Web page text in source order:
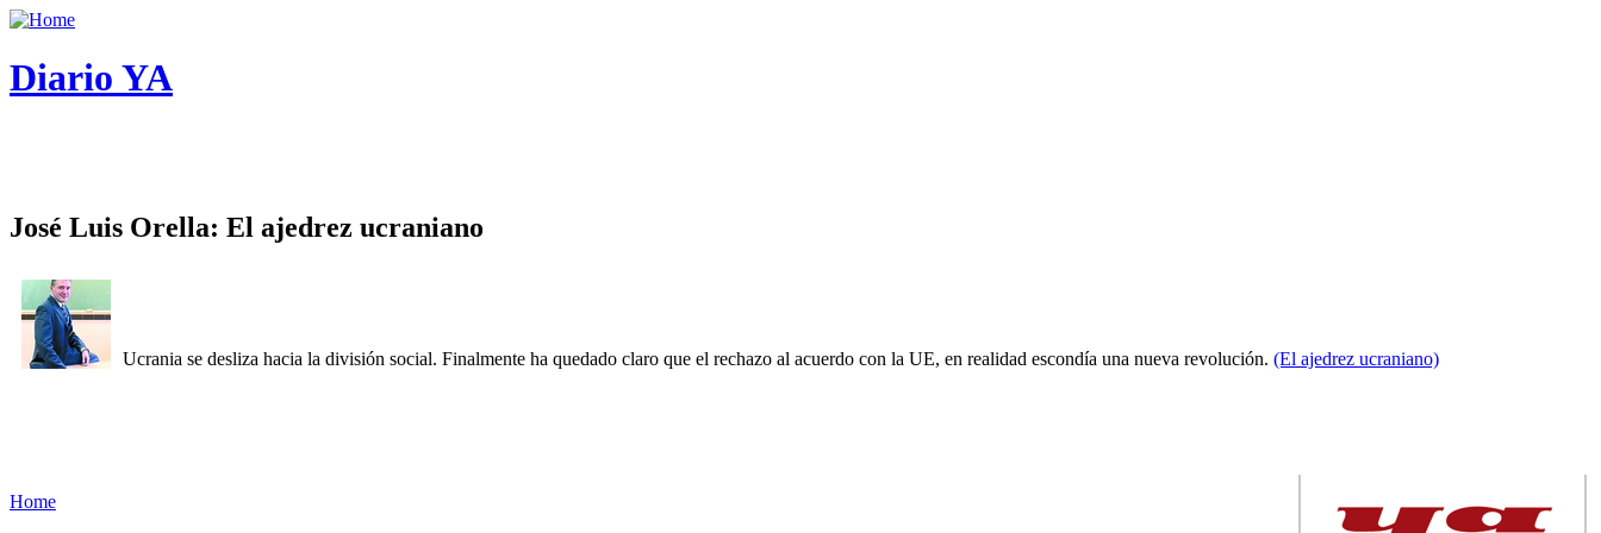
Diario YA
José Luis Orella: El ajedrez ucraniano
Ucrania se desliza hacia la división social. Finalmente ha quedado claro que el rechazo al acuerdo con la UE, en realidad escondía una nueva revolución. (El ajedrez ucraniano)
Home